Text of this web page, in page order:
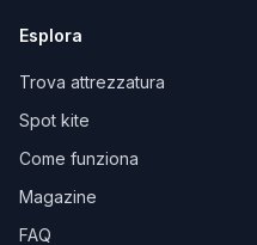
Esplora
Trova attrezzatura
Spot kite
Come funziona
Magazine
FAQ